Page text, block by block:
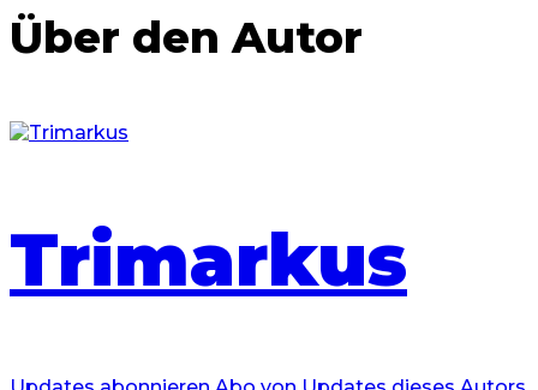
Über den Autor
Trimarkus